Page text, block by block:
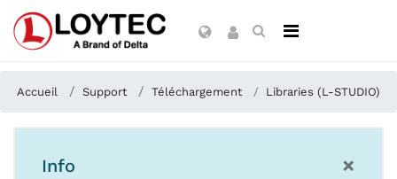
Accueil Support Téléchargement Libraries (L-STUDIO)
×
Info